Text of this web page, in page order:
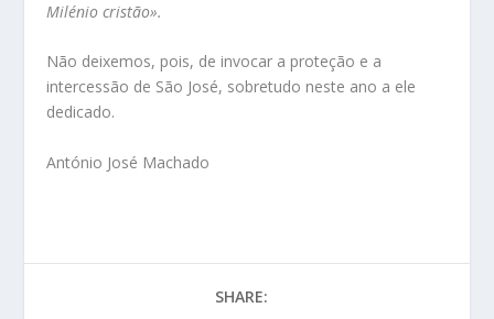
Milénio cristão».
Não deixemos, pois, de invocar a proteção e a
intercessão de São José, sobretudo neste ano a ele
dedicado.
António José Machado
SHARE: